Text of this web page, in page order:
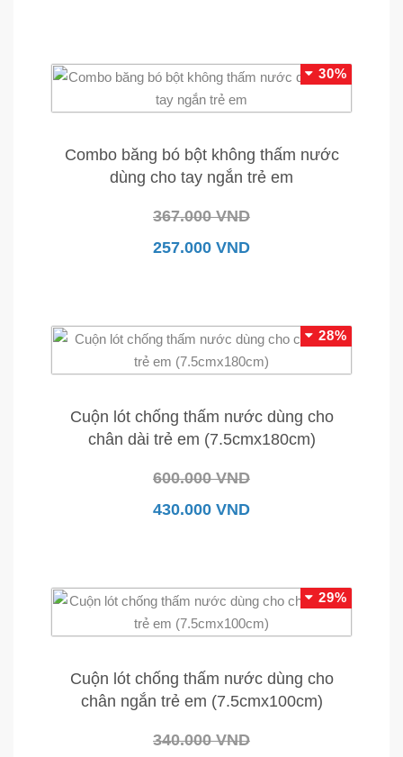
30%
Combo băng bó bột không thấm nước
dùng cho tay ngắn trẻ em
367.000 VND
257.000 VND
28%
Cuộn lót chống thấm nước dùng cho
chân dài trẻ em (7.5cmx180cm)
600.000 VND
430.000 VND
29%
Cuộn lót chống thấm nước dùng cho
chân ngắn trẻ em (7.5cmx100cm)
340.000 VND